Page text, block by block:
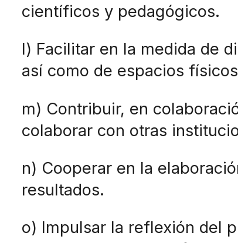
científicos y pedagógicos.
l) Facilitar en la medida de
así como de espacios
m) Contribuir, en
colaborar con otras
n) Cooperar en la
resultados.
o) Impulsar la reflexión del